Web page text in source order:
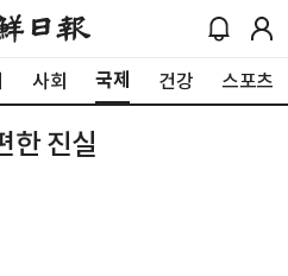
사회 국제 건강 스포츠
한 진실